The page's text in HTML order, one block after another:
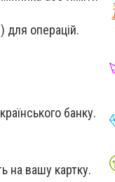
для операцій.
банку.
на вашу картку.